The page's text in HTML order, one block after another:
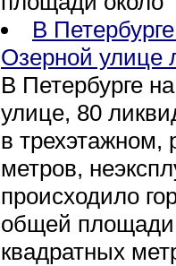
В
Озерной улице
В Петербурге
улице, 80
в трехэтажном,
метров,
происходило
общей площади
квадратных